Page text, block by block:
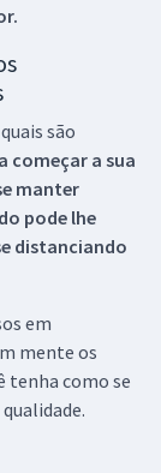
são
começar a sua
manter
pode lhe
distanciando
em
mente os
tenha como se